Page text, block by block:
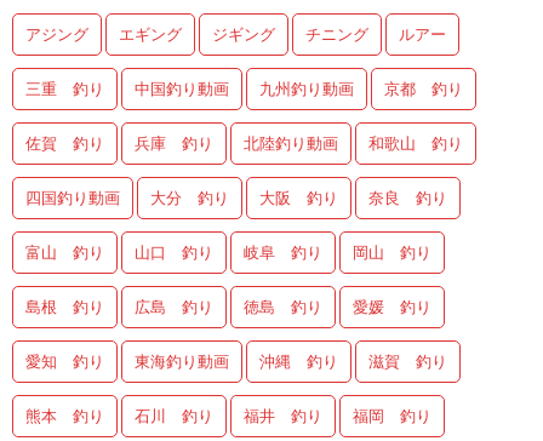
アジング エギング ジギング チニング ルアー
三重 釣り 中国釣り動画 九州釣り動画 京都 釣り
佐賀 釣り 兵庫 釣り 北陸釣り動画 和歌山 釣り
四国釣り動画 大分 釣り 大阪 釣り 奈良 釣り
富山 釣り 山口 釣り 岐阜 釣り 岡山 釣り
島根 釣り 広島 釣り 徳島 釣り 愛媛 釣り
愛知 釣り 東海釣り動画 沖縄 釣り 滋賀 釣り
熊本 釣り 石川 釣り 福井 釣り 福岡 釣り